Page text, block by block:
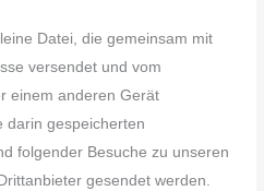
Datei, die gemeinsam mit
versendet und vom
einem anderen Gerät
darin gespeicherten
folgender Besuche zu unseren
gesendet werden.